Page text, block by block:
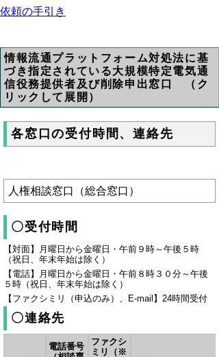
依頼の手引き
情報流通プラットフォーム対処法に基
づき指定されている大規模特定電気通
信役務提供者及び削除申出窓口 （ク
リックして展開）
各窓口の受付時間、連絡先
人権相談窓口（総合窓口）
〇受付時間
【対面】月曜日から金曜日・午前９時～午後５時
（祝日、年末年始は除く）
【電話】月曜日から金曜日・午前８時３０分～午後
５時（祝日、年末年始は除く）
【ファクシミリ（申込のみ）、E-mail】24時間受付
〇連絡先
電話番号
ファクシ
ミリ（※